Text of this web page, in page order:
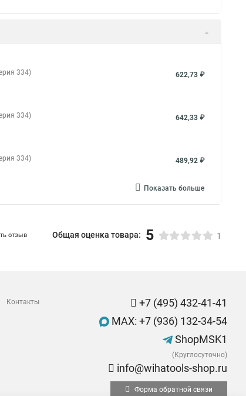
334) 622,73 ₽
334) 642,33 ₽
334) 489,92 ₽
Показать больше
отзыв Общая оценка товара: 5 1
Контакты
+7 (495) 432-41-41
MAX: +7 (936) 132-34-54
ShopMSK1
(Круглосуточно)
info@wihatools-shop.ru
Форма обратной связи